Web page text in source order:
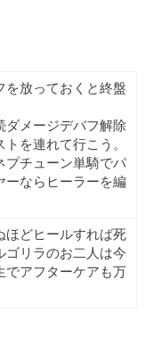
を放っておくと終盤
ダメージデバフ解除
を連れて行こう。
プチューン単騎でパ
ーならヒーラーを編
ほどヒールすれば死
ゴリラのお二人は今
でアフターケアも万